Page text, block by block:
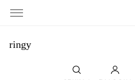
ringy